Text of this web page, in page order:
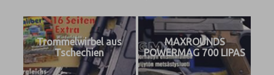
Trommelwirbel aus
Tschechien
MAXROUNDS
POWERMAG 700 LIPAS